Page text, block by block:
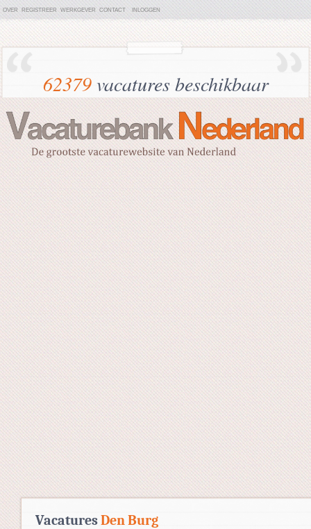
OVER REGISTREER WERKGEVER CONTACT INLOGGEN
62379vacatures beschikbaar
VacaturesDen Burg